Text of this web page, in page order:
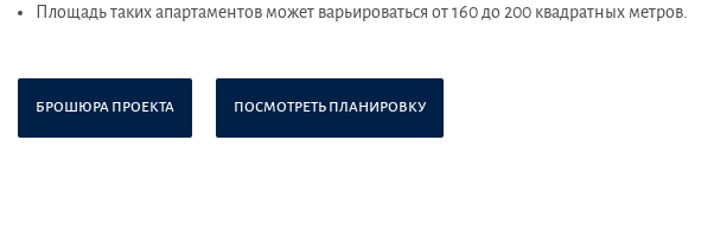
Площадь таких апартаментов может варьироваться от 160 до 200 квадратных метров.
БРОШЮРА ПРОЕКТА ПОСМОТРЕТЬ ПЛАНИРОВКУ